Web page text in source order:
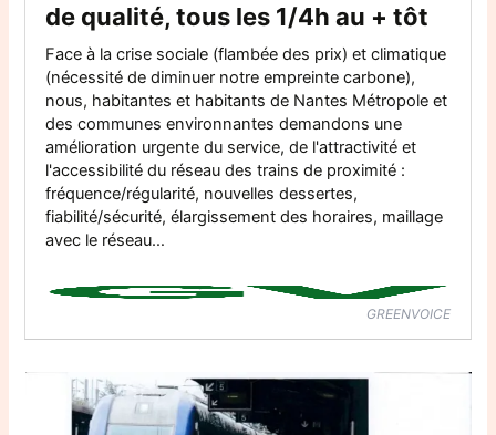
de qualité, tous les 1/4h au + tôt
Face à la crise sociale (flambée des prix) et climatique
(nécessité de diminuer notre empreinte carbone),
nous, habitantes et habitants de Nantes Métropole et
des communes environnantes demandons une
amélioration urgente du service, de l'attractivité et
l'accessibilité du réseau des trains de proximité :
fréquence/régularité, nouvelles dessertes,
fiabilité/sécurité, élargissement des horaires, maillage
avec le réseau…
GREENVOICE